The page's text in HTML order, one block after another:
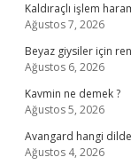
Kaldıraçlı işlem
Ağustos 7, 2026
Beyaz giysiler için
Ağustos 6, 2026
Kavmin ne demek ?
Ağustos 5, 2026
Avangard hangi
Ağustos 4, 2026